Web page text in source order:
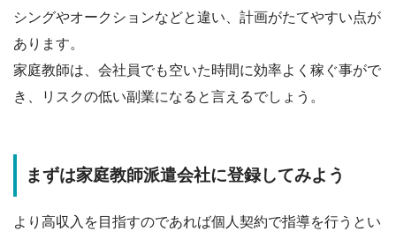
シングやオークションなどと違い、計画がたてやすい点が
あります。
家庭教師は、会社員でも空いた時間に効率よく稼ぐ事がで
き、リスクの低い副業になる と言えるでしょう。
まずは家庭教師派遣会社に登録してみよう
より高収入を目指すのであれば個人契約で指導を行うとい